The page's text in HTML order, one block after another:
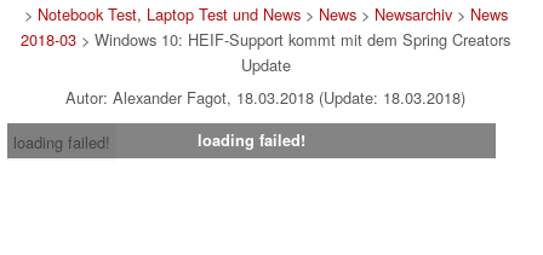
> Notebook Test, Laptop Test und News> News> Newsarchiv> News
2018-03 > Windows 10: HEIF-Support kommt mit dem Spring Creators
Update
Autor: Alexander Fagot, 18.03.2018 (Update: 18.03.2018)
loading failed!
loading failed!